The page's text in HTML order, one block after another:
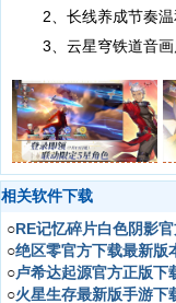
2、长线养成节奏温
3、云星穹铁道音画
相关软件下载
○RE记忆碎片白色阴影
○绝区零官方下载最新版
○卢希达起源官方正版下
○火星生存最新版手游下